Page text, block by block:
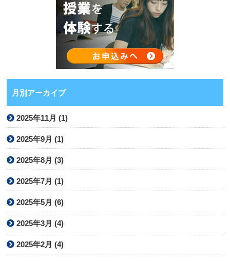
月別アーカイブ
2025年11月 (1)
2025年9月 (1)
2025年8月 (3)
2025年7月 (1)
2025年5月 (6)
2025年3月 (4)
2025年2月 (4)